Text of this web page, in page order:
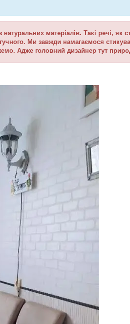
матеріалів. Такі речі, як
Ми завжди намагаємося
Адже головний дизайнер тут